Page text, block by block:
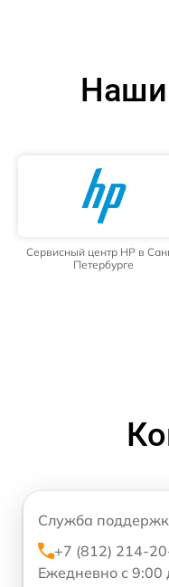
Наши
Сервисный центр HP в
Петербурге
Служба
+7 (812) 214-
Ежедневно с 9:00